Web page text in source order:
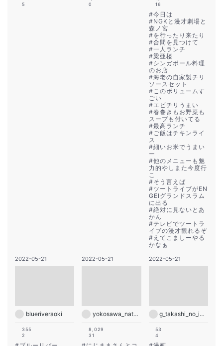
5
0
16
#今日は
#NGKと漫才劇場と
森ノ宮
#を行ったり来たり
#合間を見つけて
#一人ランチ
#梁亜楼
#シンガポール料理
のお店
#海老の自家製チリ
ソースセット
#このボリュームす
ごい
#エビチリうまい
#春巻きもお野菜も
スープも付いてる
#最高ランチ
#ご飯はチキンライ
ス
#細いお米でうまい
ー
#他のメニューも魅
力的やしまた今度行
こ
#そう言えば
#ツートライブがEN
GEIグランドスラム
に出る
#絶対に見ないとあ
かん
#テレビでツートラ
イブの漫才観れるぞ
# えてこましーやる
かなぁ
2022-05-21
blueriveraoki
355
2
2022-05-21
yokosawa_natsuko
8,029
31
2022-05-21
g_takashi_no_insta
53
4